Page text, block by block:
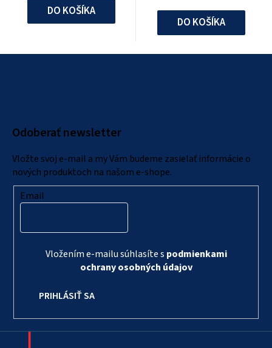
DO KOŠÍKA
DO KOŠÍKA
Odoberať newsletter
Vložte svoj e-mail a my Vám budeme zasielať informácie o
nových produktoch na našom e-shope.
Email
Vložením e-mailu súhlasíte s podmienkami
ochrany osobných údajov
PRIHLÁSIŤ SA